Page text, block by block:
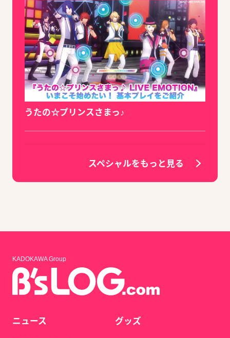
うたの☆プリンスさまっ♪
スペシャルをもっと見る
KADOKAWA Group
ニュース
グッズ